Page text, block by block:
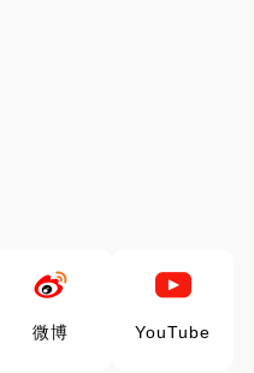
微博 YouTube